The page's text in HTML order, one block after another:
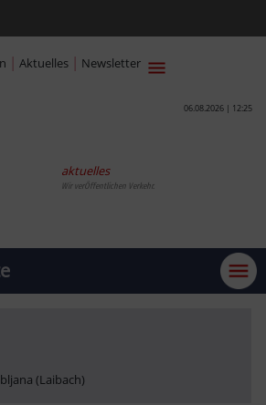
| Aktuelles | Newsletter
06.08.2026 | 12:25
aktuelles
Wir verÖffentlichen Verkehr.
(Laibach)